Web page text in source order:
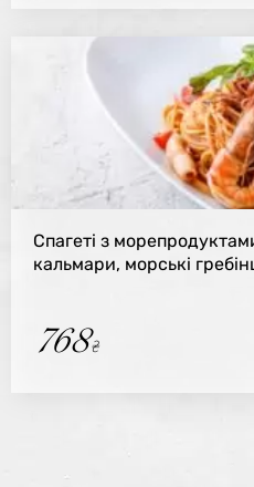
Спагеті з
кальмари, морські
768₴